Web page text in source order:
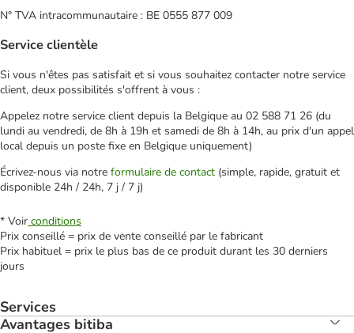
N° TVA intracommunautaire : BE 0555 877 009
Service clientèle
Si vous n'êtes pas satisfait et si vous souhaitez contacter notre service
client, deux possibilités s'offrent à vous :
Appelez notre service client depuis la Belgique au 02 588 71 26 (du
lundi au vendredi, de 8h à 19h et samedi de 8h à 14h, au prix d'un appel
local depuis un poste fixe en Belgique uniquement)
Écrivez-nous via notre formulaire de contact (simple, rapide, gratuit et
disponible 24h / 24h, 7 j / 7 j)
* Voir conditions
Prix conseillé = prix de vente conseillé par le fabricant
Prix habituel = prix le plus bas de ce produit durant les 30 derniers
jours
Services
Avantages bitiba